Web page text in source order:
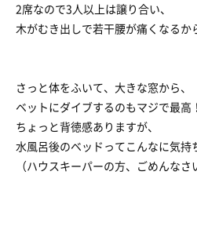
2席なので3人以上は譲り合い、
木がむき出しで若干腰が痛くなるか
さっと体をふいて、大きな窓から、
ベットにダイブするのもマジで最高！
ちょっと背徳感ありますが、
水風呂後のベッドってこんなに気持
（ハウスキーパーの方、ごめんなさ